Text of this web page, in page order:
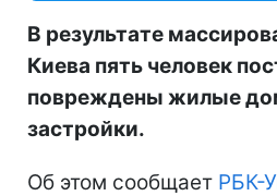
В результате
Киева пять человек
повреждены жилые
застройки.
Об этом сообщает РБК-